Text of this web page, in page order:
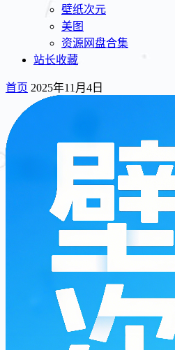
壁纸次元
美图
资源网盘合集
站长收藏
首页 2025年11月4日